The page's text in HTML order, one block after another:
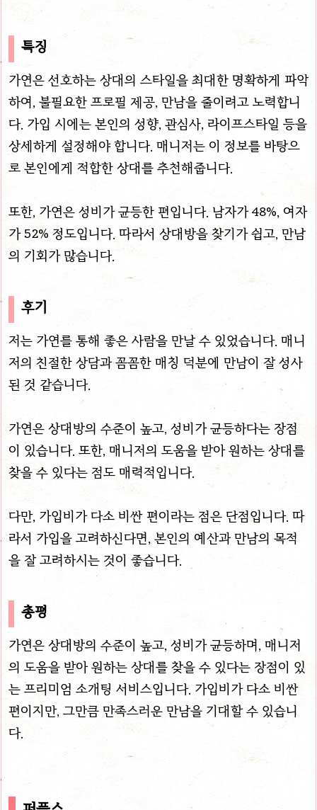
특징
가연은 선호하는 상대의 스타일을 최대한 명확하게 파악
하여, 불필요한 프로필 제공, 만남을 줄이려고 노력합니
다. 가입 시에는 본인의 성향, 관심사, 라이프스타일 등을
상세하게 설정해야 합니다. 매니저는 이 정보를 바탕으
로 본인에게 적합한 상대를 추천해줍니다.
또한, 가연은 성비가 균등한 편입니다. 남자가 48%, 여자
가 52% 정도입니다. 따라서 상대방을 찾기가 쉽고, 만남
의 기회가 많습니다.
후기
저는 가연를 통해 좋은 사람을 만날 수 있었습니다. 매니
저의 친절한 상담과 꼼꼼한 매칭 덕분에 만남이 잘 성사
된 것 같습니다.
가연은 상대방의 수준이 높고, 성비가 균등하다는 장점
이 있습니다. 또한, 매니저의 도움을 받아 원하는 상대를
찾을 수 있다는 점도 매력적입니다.
다만, 가입비가 다소 비싼 편이라는 점은 단점입니다. 따
라서 가입을 고려하신다면, 본인의 예산과 만남의 목적
을 잘 고려하시는 것이 좋습니다.
총평
가연은 상대방의 수준이 높고, 성비가 균등하며, 매니저
의 도움을 받아 원하는 상대를 찾을 수 있다는 장점이 있
는 프리미엄 소개팅 서비스입니다. 가입비가 다소 비싼
편이지만, 그만큼 만족스러운 만남을 기대할 수 있습니
다.